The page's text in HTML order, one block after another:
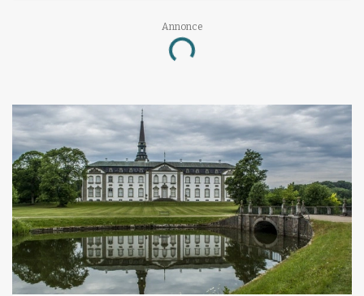
Annonce
Loading...